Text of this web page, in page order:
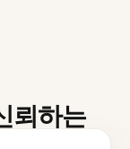
뢰하는